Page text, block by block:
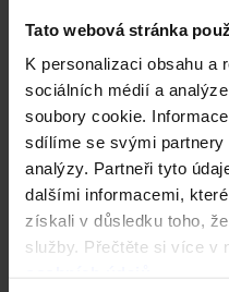
Tato webová stránka
K personalizaci obsahu a
sociálních médií a
soubory cookie.
sdílíme se svými
analýzy. Partneři tyto
dalšími informacemi,
získali v důsledku toho,
služby. Přečtěte si více v